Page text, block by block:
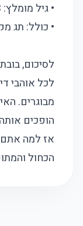
• גיל מומלץ: 3+
• כולל: תג
לסיכום,
לכל אוהבי
מבוגרים.
הופכים
אז למה אתם
הכחול